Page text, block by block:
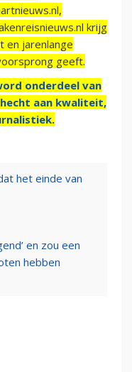
krijg
en jarenlange
geeft.
onderdeel van
aan kwaliteit,
het einde van
en zou een
hebben